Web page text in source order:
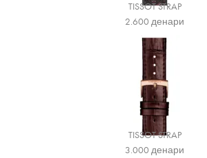
TISSOT STRAP
2.600денари
TISSOT STRAP
3.000денари